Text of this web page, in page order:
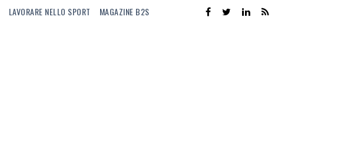
LAVORARE NELLO SPORT MAGAZINE B2S